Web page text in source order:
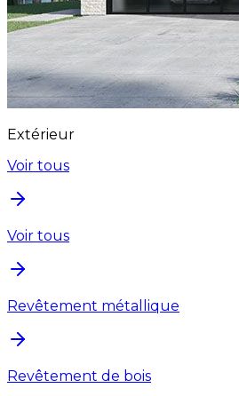
Extérieur
Voir tous
Voir tous
Revêtement métallique
Revêtement de bois